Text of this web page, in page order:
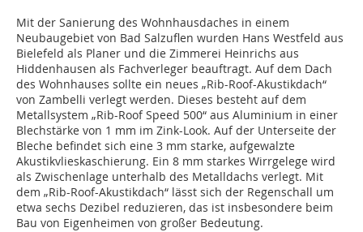
Mit der Sanierung des Wohnhausdaches in einem
Neubaugebiet von Bad Salzuflen wurden Hans Westfeld aus
Bielefeld als Planer und die Zimmerei Heinrichs aus
Hiddenhausen als Fachverleger beauftragt. Auf dem Dach
des Wohnhauses sollte ein neues „Rib-Roof-Akustikdach“
von Zambelli verlegt werden. Dieses besteht auf dem
Metallsystem „Rib-Roof Speed 500“ aus Aluminium in einer
Blechstärke von 1 mm im Zink-Look. Auf der Unterseite der
Bleche befindet sich eine 3 mm starke, aufgewalzte
Akustikvlieskaschierung. Ein 8 mm starkes Wirrgelege wird
als Zwischenlage unterhalb des Metalldachs verlegt. Mit
dem „Rib-Roof-Akustikdach“ lässt sich der Regenschall um
etwa sechs Dezibel reduzieren, das ist insbesondere beim
Bau von Eigenheimen von großer Bedeutung.